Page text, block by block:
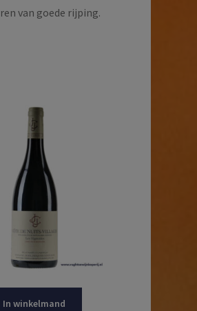
van goede rijping.
In winkelmand